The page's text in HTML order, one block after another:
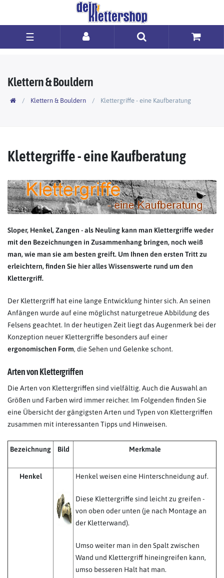
☰
Klettern & Bouldern
Klettern & Bouldern Klettergriffe - eine Kaufberatung
Klettergriffe - eine Kaufberatung
Sloper, Henkel, Zangen - als Neuling kann man Klettergriffe weder
mit den Bezeichnungen in Zusammenhang bringen, noch weiß
man, wie man sie am besten greift. Um Ihnen den ersten Tritt zu
erleichtern, finden Sie hier alles Wissenswerte rund um den
Klettergriff.
Der Klettergriff hat eine lange Entwicklung hinter sich. An seinen
Anfängen wurde auf eine möglichst naturgetreue Abbildung des
Felsens geachtet. In der heutigen Zeit liegt das Augenmerk bei der
Konzeption neuer Klettergriffe besonders auf einer
ergonomischen Form, die Sehen und Gelenke schont.
Arten von Klettergriffen
Die Arten von Klettergriffen sind vielfältig. Auch die Auswahl an
Größen und Farben wird immer reicher. Im Folgenden finden Sie
eine Übersicht der gängigsten Arten und Typen von Klettergriffen
zusammen mit interessanten Tipps und Hinweisen.
Bezeichnung Bild Merkmale
Henkel Henkel weisen eine Hinterschneidung auf.
Diese Klettergriffe sind leicht zu greifen -
von oben oder unten (je nach Montage an
der Kletterwand).
Umso weiter man in den Spalt zwischen
Wand und Klettergriff hineingreifen kann,
umso besseren Halt hat man.